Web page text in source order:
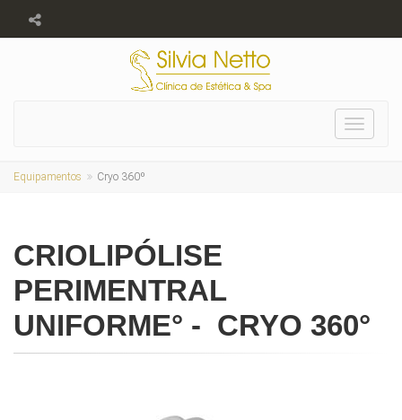
Toggle
Equipamentos Cryo 360º
CRIOLIPÓLISE
PERIMENTRAL
UNIFORME° - CRYO 360°